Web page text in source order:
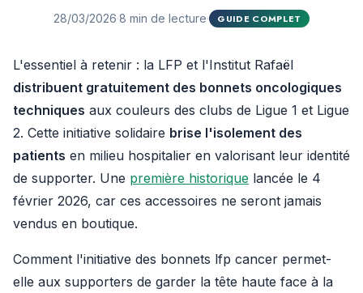
28/03/2026·8 min de lecture· GUIDE COMPLET
L'essentiel à retenir : la LFP et l'Institut Rafaël
distribuent gratuitement des bonnets oncologiques
techniques aux couleurs des clubs de Ligue 1 et Ligue
2. Cette initiative solidaire brise l'isolement des
patients en milieu hospitalier en valorisant leur identité
de supporter. Une première historique lancée le 4
février 2026, car ces accessoires ne seront jamais
vendus en boutique.
Comment l'initiative des bonnets lfp cancer permet-
elle aux supporters de garder la tête haute face à la